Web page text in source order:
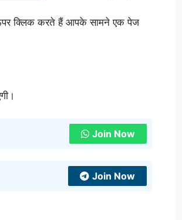
क्लिक करते हैं आपके सामने एक पेज
Join Now
Join Now